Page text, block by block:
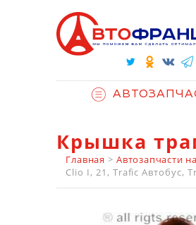
Крышка
Главная > Автозапчасти
Clio I, 21, Trafic Автобус,